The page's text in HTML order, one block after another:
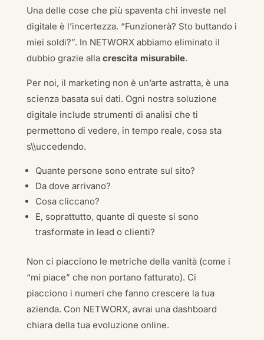
Una delle cose che più spaventa chi investe nel
digitale è l’incertezza. “Funzionerà? Sto buttando i
miei soldi?”. In NETWORX abbiamo eliminato il
dubbio grazie alla crescita misurabile.
Per noi, il marketing non è un’arte astratta, è una
scienza basata sui dati. Ogni nostra soluzione
digitale include strumenti di analisi che ti
permettono di vedere, in tempo reale, cosa sta
s\\uccedendo.
Quante persone sono entrate sul sito?
Da dove arrivano?
Cosa cliccano?
E, soprattutto, quante di queste si sono
trasformate in lead o clienti?
Non ci piacciono le metriche della vanità (come i
“mi piace” che non portano fatturato). Ci
piacciono i numeri che fanno crescere la tua
azienda. Con NETWORX, avrai una dashboard
chiara della tua evoluzione online.